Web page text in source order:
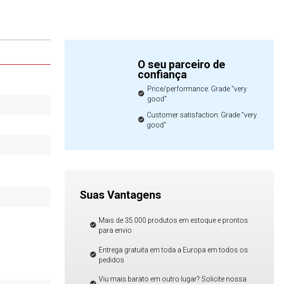
O seu parceiro de
confiança
Price/performance: Grade "very
good"
Customer satisfaction: Grade "very
good"
Suas Vantagens
Mais de 35.000 produtos em estoque e prontos
para envio
Entrega gratuita em toda a Europa em todos os
pedidos
Viu mais barato em outro lugar? Solicite nossa